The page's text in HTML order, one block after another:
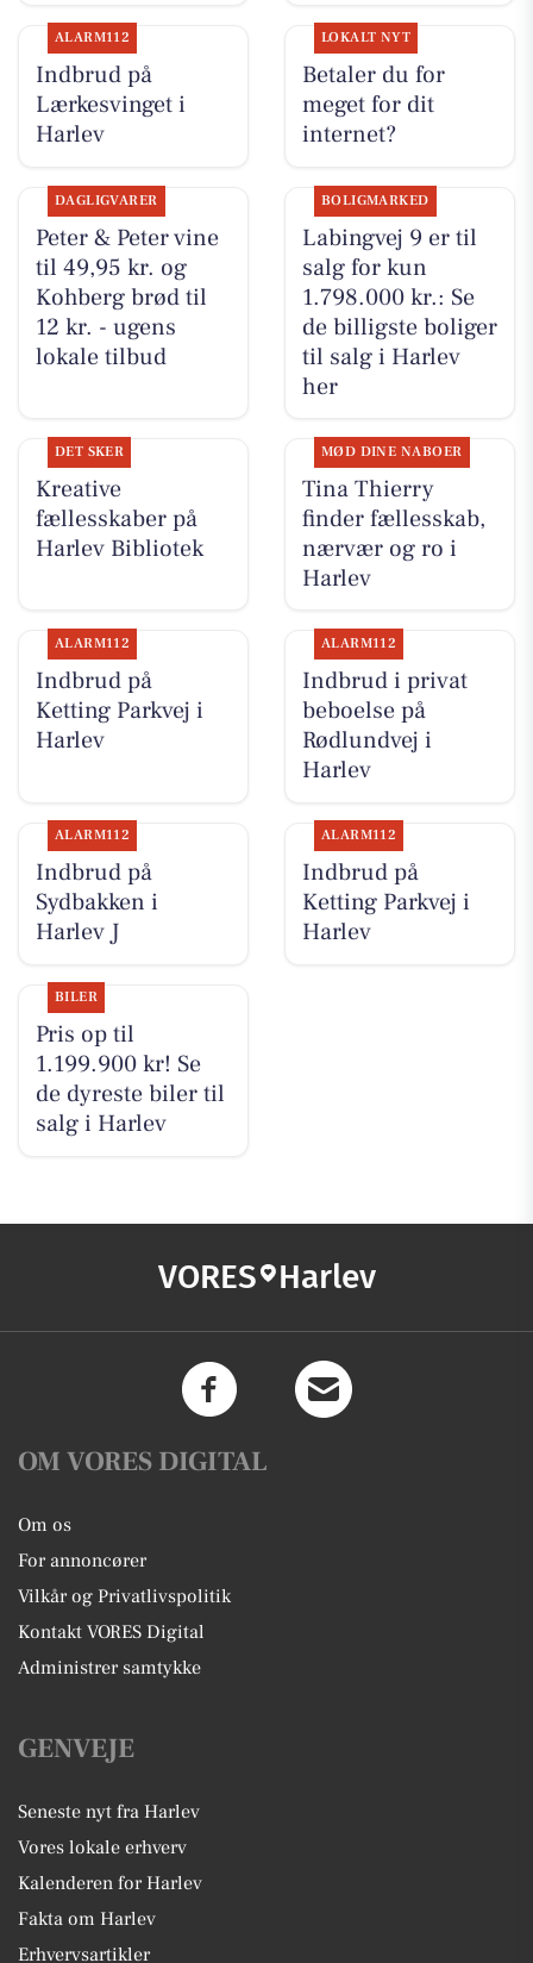
ALARM112
Indbrud på
Lærkesvinget i
Harlev
LOKALT NYT
Betaler du for
meget for dit
internet?
DAGLIGVARER
Peter & Peter vine
til 49,95 kr. og
Kohberg brød til
12 kr. - ugens
lokale tilbud
BOLIGMARKED
Labingvej 9 er til
salg for kun
1.798.000 kr.: Se
de billigste boliger
til salg i Harlev
her
DET SKER
Kreative
fællesskaber på
Harlev Bibliotek
MØD DINE NABOER
Tina Thierry
finder fællesskab,
nærvær og ro i
Harlev
ALARM112
Indbrud på
Ketting Parkvej i
Harlev
ALARM112
Indbrud i privat
beboelse på
Rødlundvej i
Harlev
ALARM112
Indbrud på
Sydbakken i
Harlev J
ALARM112
Indbrud på
Ketting Parkvej i
Harlev
BILER
Pris op til
1.199.900 kr! Se
de dyreste biler til
salg i Harlev
VORES Harlev
OM VORES DIGITAL
Om os
For annoncører
Vilkår og Privatlivspolitik
Kontakt VORES Digital
Administrer samtykke
GENVEJE
Seneste nyt fra Harlev
Vores lokale erhverv
Kalenderen for Harlev
Fakta om Harlev
Erhvervsartikler